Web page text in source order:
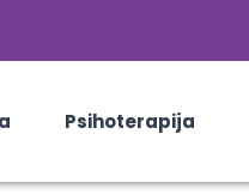
Psihoterapija